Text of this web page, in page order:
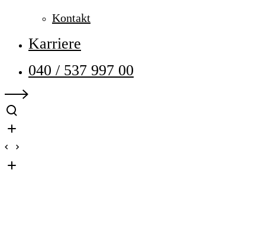
Kontakt
Karriere
040 / 537 997 00